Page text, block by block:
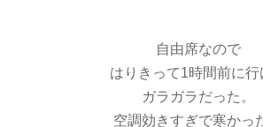
自由席なので
はりきって1時間前に行
ガラガラだった。
空調効きすぎで寒かっ